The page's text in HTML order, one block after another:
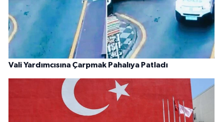
Vali Yardımcısına Çarpmak Pahalıya Patladı